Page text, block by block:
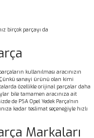
birçok parçayı da
kullanılması aracınızın
sanayi ürünü olan kimi
özellikle orijinal parçalar daha
bile tamamen aracınıza ait
de PSA Opel Yedek Parça’nın
kadar teslimat seçeneğiyle hızlı
Markaları